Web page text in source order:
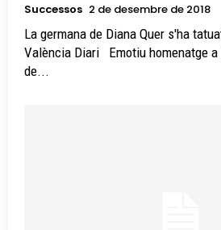
Successos 2 de desembre de 2018
La germana de Diana Quer s'ha
València Diari Emotiu homenatge a Diana Quer. El cos
de...